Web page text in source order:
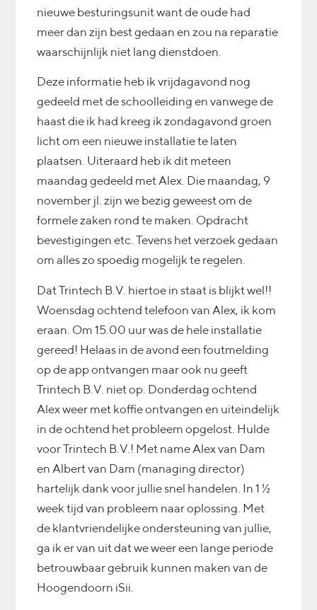
nieuwe besturingsunit want de oude had
meer dan zijn best gedaan en zou na reparatie
waarschijnlijk niet lang dienstdoen.
Deze informatie heb ik vrijdagavond nog
gedeeld met de schoolleiding en vanwege de
haast die ik had kreeg ik zondagavond groen
licht om een nieuwe installatie te laten
plaatsen. Uiteraard heb ik dit meteen
maandag gedeeld met Alex. Die maandag, 9
november jl. zijn we bezig geweest om de
formele zaken rond te maken. Opdracht
bevestigingen etc. Tevens het verzoek gedaan
om alles zo spoedig mogelijk te regelen.
Dat Trintech B.V. hiertoe in staat is blijkt wel!!
Woensdag ochtend telefoon van Alex, ik kom
eraan. Om 15.00 uur was de hele installatie
gereed! Helaas in de avond een foutmelding
op de app ontvangen maar ook nu geeft
Trintech B.V. niet op. Donderdag ochtend
Alex weer met koffie ontvangen en uiteindelijk
in de ochtend het probleem opgelost. Hulde
voor Trintech B.V.! Met name Alex van Dam
en Albert van Dam (managing director)
hartelijk dank voor jullie snel handelen. In 1 ½
week tijd van probleem naar oplossing. Met
de klantvriendelijke ondersteuning van jullie,
ga ik er van uit dat we weer een lange periode
betrouwbaar gebruik kunnen maken van de
Hoogendoorn iSii.